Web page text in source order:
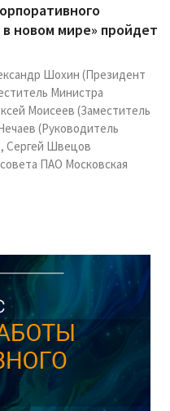
новом мире» пройдет
Шохин (Президент
Министра
Моисеев (Заместитель
(Руководитель
Швецов
ПАО Московская